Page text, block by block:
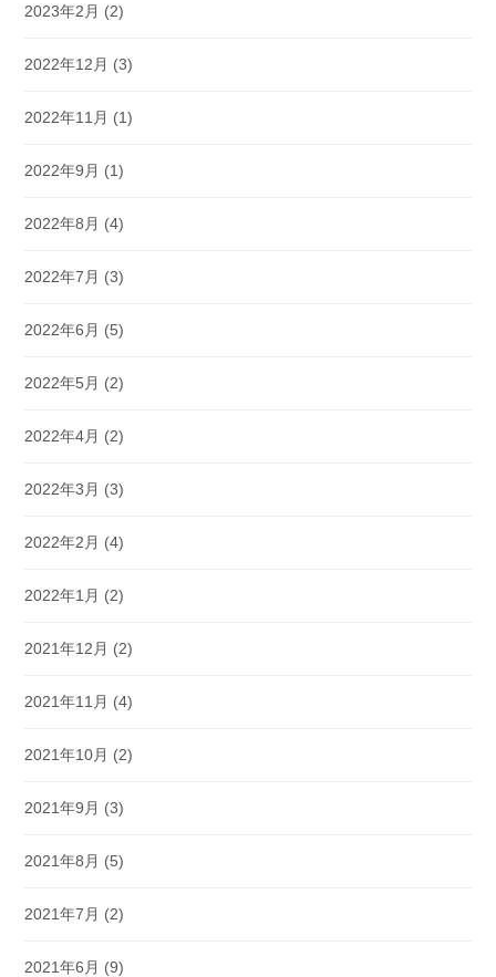
2023年2月 (2)
2022年12月 (3)
2022年11月 (1)
2022年9月 (1)
2022年8月 (4)
2022年7月 (3)
2022年6月 (5)
2022年5月 (2)
2022年4月 (2)
2022年3月 (3)
2022年2月 (4)
2022年1月 (2)
2021年12月 (2)
2021年11月 (4)
2021年10月 (2)
2021年9月 (3)
2021年8月 (5)
2021年7月 (2)
2021年6月 (9)